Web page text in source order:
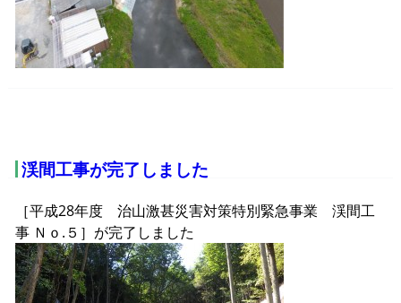
渓間工事が完了しました
［平成28年度 治山激甚災害対策特別緊急事業 渓間工
事 Ｎｏ.５］が完了しました